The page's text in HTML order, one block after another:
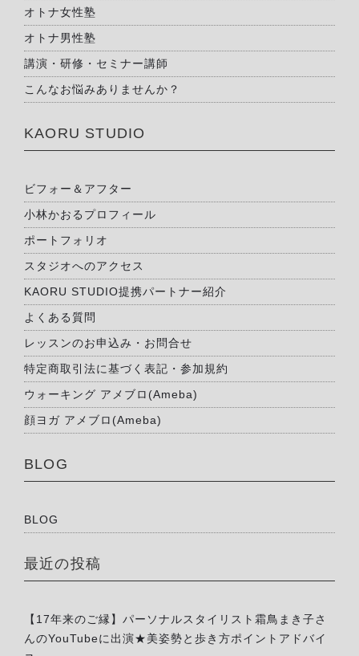
オトナ女性塾
オトナ男性塾
講演・研修・セミナー講師
こんなお悩みありませんか？
KAORU STUDIO
ビフォー＆アフター
小林かおるプロフィール
ポートフォリオ
スタジオへのアクセス
KAORU STUDIO提携パートナー紹介
よくある質問
レッスンのお申込み・お問合せ
特定商取引法に基づく表記・参加規約
ウォーキング アメブロ(Ameba)
顔ヨガ アメブロ(Ameba)
BLOG
BLOG
最近の投稿
【17年来のご縁】パーソナルスタイリスト霜鳥まき子さ
んのYouTubeに出演★美姿勢と歩き方ポイントアドバイ